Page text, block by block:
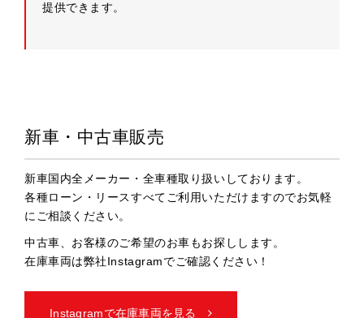
提供できます。
新車・中古車販売
新車国内全メーカー・全車種取り扱いしております。
各種ローン・リースすべてご利用いただけますのでお気軽
にご相談ください。
中古車、お客様のご希望のお車もお探しします。
在庫車両は弊社Instagramでご確認ください！
Instagramで在庫車両を見る